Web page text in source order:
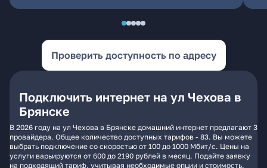
Проверить доступность по адресу
Подключить интернет на ул Чехова в
Брянске
В 2026 году на ул Чехова в Брянске домашний интернет предлагают 3
провайдера. Общее количество доступных тарифов - 83. Вы можете
выбрать подключение со скоростью от 100 до 1000 Мбит/с. Цены на
услуги варьируются от 600 до 2190 рублей в месяц. Подайте заявку
на подходящий тариф, учитывая необходимые опции и стоимость.